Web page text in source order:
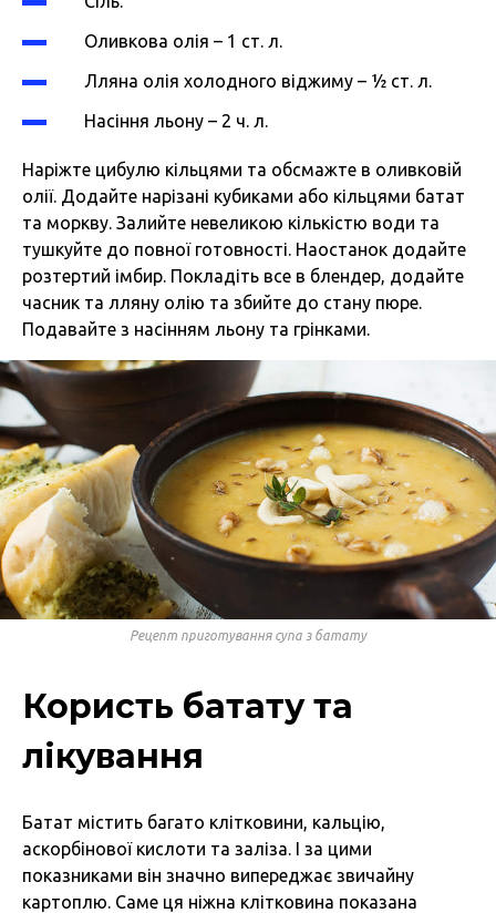
Оливкова олія – 1 ст. л.
Лляна олія холодного віджиму – ½ ст. л.
Насіння льону – 2 ч. л.
Наріжте цибулю кільцями та обсмажте в оливковій
олії. Додайте нарізані кубиками або кільцями батат
та моркву. Залийте невеликою кількістю води та
тушкуйте до повної готовності. Наостанок додайте
розтертий імбир. Покладіть все в блендер, додайте
часник та лляну олію та збийте до стану пюре.
Подавайте з насінням льону та грінками.
Рецепт приготування супа з батату
Користь батату та
лікування
Батат містить багато клітковини, кальцію,
аскорбінової кислоти та заліза. І за цими
показниками він значно випереджає звичайну
картоплю. Саме ця ніжна клітковина показана